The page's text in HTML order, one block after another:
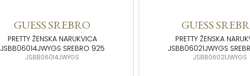
GUESS SREBRO
PRETTY ŽENSKA NARUKVICA
JSBB06014JWYGS SREBRO 925
JSBB06014JWYGS
GUESS
PRETTY ŽENSKA
JSBB06021JWYGS
JSBB06021JWYGS